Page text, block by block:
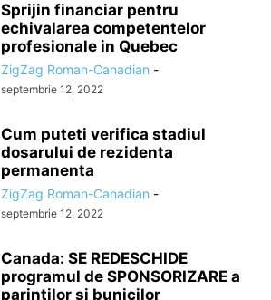
Sprijin financiar pentru
echivalarea competentelor
profesionale in Quebec
ZigZag Roman-Canadian -
septembrie 12, 2022
Cum puteti verifica stadiul
dosarului de rezidenta
permanenta
ZigZag Roman-Canadian -
septembrie 12, 2022
Canada: SE REDESCHIDE
programul de SPONSORIZARE a
parintilor si bunicilor